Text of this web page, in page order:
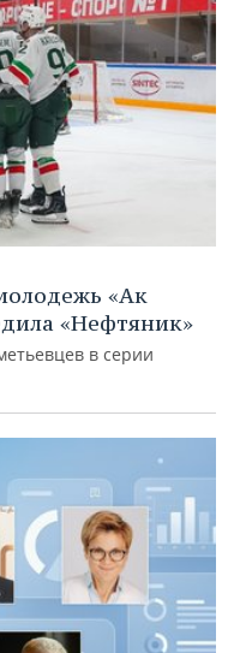
«Ак
«Нефтяник»
в серии